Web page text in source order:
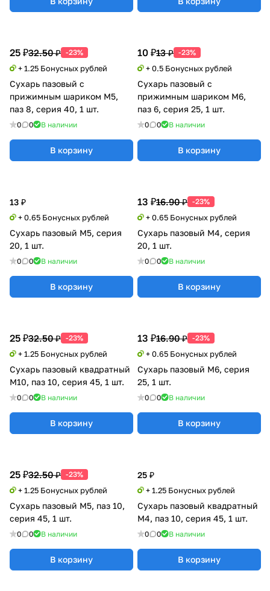
25 ₽32.50 ₽ -23%
+ 1.25 Бонусных рублей
Сухарь пазовый с
прижимным шариком М5,
паз 8, серия 40, 1 шт.
0 0 В наличии
В корзину
10 ₽13 ₽ -23%
+ 0.5 Бонусных рублей
Сухарь пазовый с
прижимным шариком М6,
паз 6, серия 25, 1 шт.
0 0 В наличии
В корзину
13 ₽
+ 0.65 Бонусных рублей
Сухарь пазовый М5, серия
20, 1 шт.
0 0 В наличии
В корзину
13 ₽16.90 ₽ -23%
+ 0.65 Бонусных рублей
Сухарь пазовый М4, серия
20, 1 шт.
0 0 В наличии
В корзину
25 ₽32.50 ₽ -23%
+ 1.25 Бонусных рублей
Сухарь пазовый квадратный
M10, паз 10, серия 45, 1 шт.
0 0 В наличии
В корзину
13 ₽16.90 ₽ -23%
+ 0.65 Бонусных рублей
Сухарь пазовый М6, серия
25, 1 шт.
0 0 В наличии
В корзину
25 ₽32.50 ₽ -23%
+ 1.25 Бонусных рублей
Сухарь пазовый M5, паз 10,
серия 45, 1 шт.
0 0 В наличии
В корзину
25 ₽
+ 1.25 Бонусных рублей
Сухарь пазовый квадратный
M4, паз 10, серия 45, 1 шт.
0 0 В наличии
В корзину